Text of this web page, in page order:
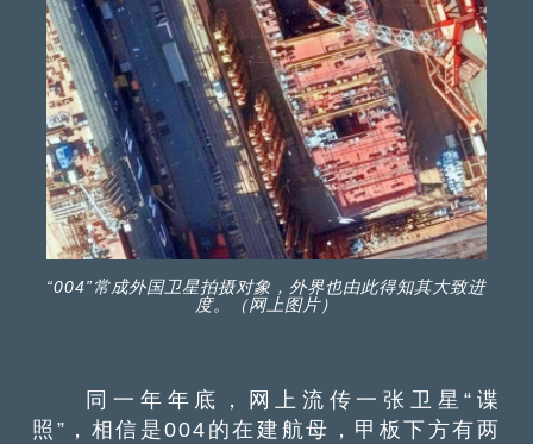
“004”常成外国卫星拍摄对象，外界也由此得知其大致进
度。（网上图片）
同一年年底，网上流传一张卫星“谍
照”，相信是004的在建航母，甲板下方有两